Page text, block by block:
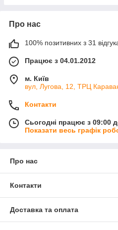
Про нас
100% позитивних з 31
Працює з 04.01.2012
м. Київ
вул, Лугова, 12, ТРЦ
Контакти
Сьогодні працює з 09:00
Показати весь графік
Про нас
Контакти
Доставка та оплата